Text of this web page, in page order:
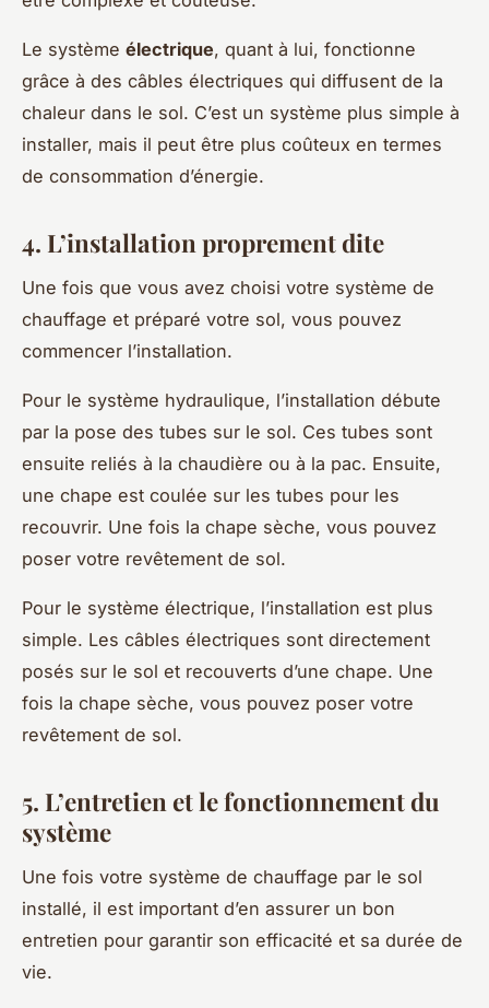
Le système électrique, quant à lui, fonctionne
grâce à des câbles électriques qui diffusent de la
chaleur dans le sol. C’est un système plus simple à
installer, mais il peut être plus coûteux en termes
de consommation d’énergie.
4. L’installation proprement dite
Une fois que vous avez choisi votre système de
chauffage et préparé votre sol, vous pouvez
commencer l’installation.
Pour le système hydraulique, l’installation débute
par la pose des tubes sur le sol. Ces tubes sont
ensuite reliés à la chaudière ou à la pac. Ensuite,
une chape est coulée sur les tubes pour les
recouvrir. Une fois la chape sèche, vous pouvez
poser votre revêtement de sol.
Pour le système électrique, l’installation est plus
simple. Les câbles électriques sont directement
posés sur le sol et recouverts d’une chape. Une
fois la chape sèche, vous pouvez poser votre
revêtement de sol.
5. L’entretien et le fonctionnement du
système
Une fois votre système de chauffage par le sol
installé, il est important d’en assurer un bon
entretien pour garantir son efficacité et sa durée de
vie.